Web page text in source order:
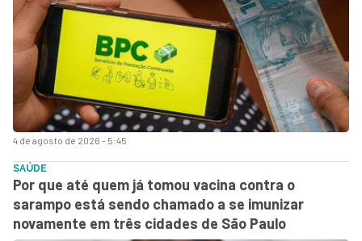
4 de agosto de 2026 - 5:45
SAÚDE
Por que até quem já tomou vacina contra o
sarampo está sendo chamado a se imunizar
novamente em três cidades de São Paulo